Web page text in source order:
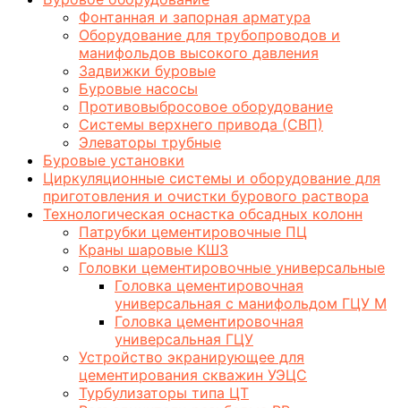
Фонтанная и запорная арматура
Оборудование для трубопроводов и
манифольдов высокого давления
Задвижки буровые
Буровые насосы
Противовыбросовое оборудование
Системы верхнего привода (СВП)
Элеваторы трубные
Буровые установки
Циркуляционные системы и оборудование для
приготовления и очистки бурового раствора
Технологическая оснастка обсадных колонн
Патрубки цементировочные ПЦ
Краны шаровые КШЗ
Головки цементировочные универсальные
Головка цементировочная
универсальная с манифольдом ГЦУ М
Головка цементировочная
универсальная ГЦУ
Устройство экранирующее для
цементирования скважин УЭЦС
Турбулизаторы типа ЦТ